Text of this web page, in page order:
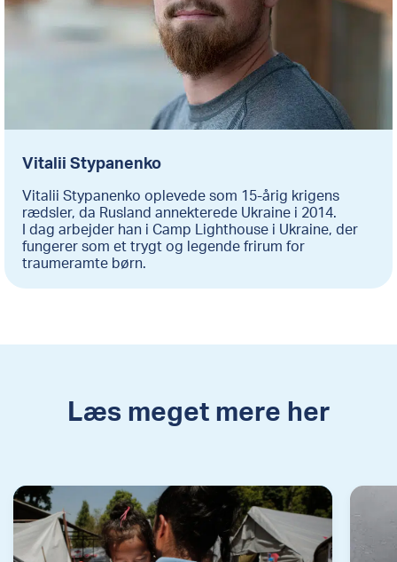
Vitalii Stypanenko
Vitalii Stypanenko oplevede som 15-årig krigens
rædsler, da Rusland annekterede Ukraine i 2014.
I dag arbejder han i Camp Lighthouse i Ukraine, der
fungerer som et trygt og legende frirum for
traumeramte børn.
Læs meget mere her